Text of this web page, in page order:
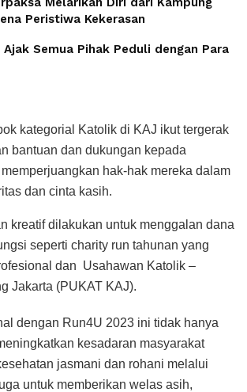
Peristiwa Kekerasan
Ajak Semua Pihak Peduli dengan Para
kategorial Katolik di KAJ ikut tergerak
bantuan dan dukungan kepada
hak-hak mereka dalam
dan cinta kasih.
kreatif dilakukan untuk menggalan dana
seperti charity run tahunan yang
dan Usahawan Katolik –
Jakarta (PUKAT KAJ).
dengan Run4U 2023 ini tidak hanya
kesadaran masyarakat
jasmani dan rohani melalui
untuk memberikan welas asih,